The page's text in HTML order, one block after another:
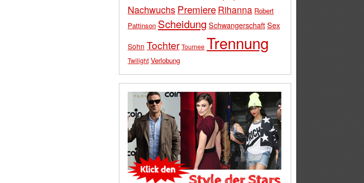
Nachwuchs Premiere Rihanna Robert
Pattinson Scheidung SchwangerschaftSex
Sohn Tochter Tournee Trennung
Twilight Verlobung